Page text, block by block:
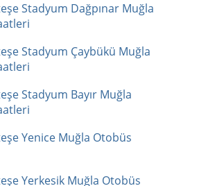
Stadyum Dağpınar Muğla
Stadyum Çaybükü Muğla
Stadyum Bayır Muğla
Yenice Muğla Otobüs
Yerkesik Muğla Otobüs